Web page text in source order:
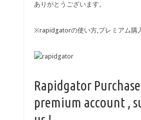
ありがとうございます。
※rapidgatorの使い方,プレミアム購
Rapidgator Purchase
premium account ,